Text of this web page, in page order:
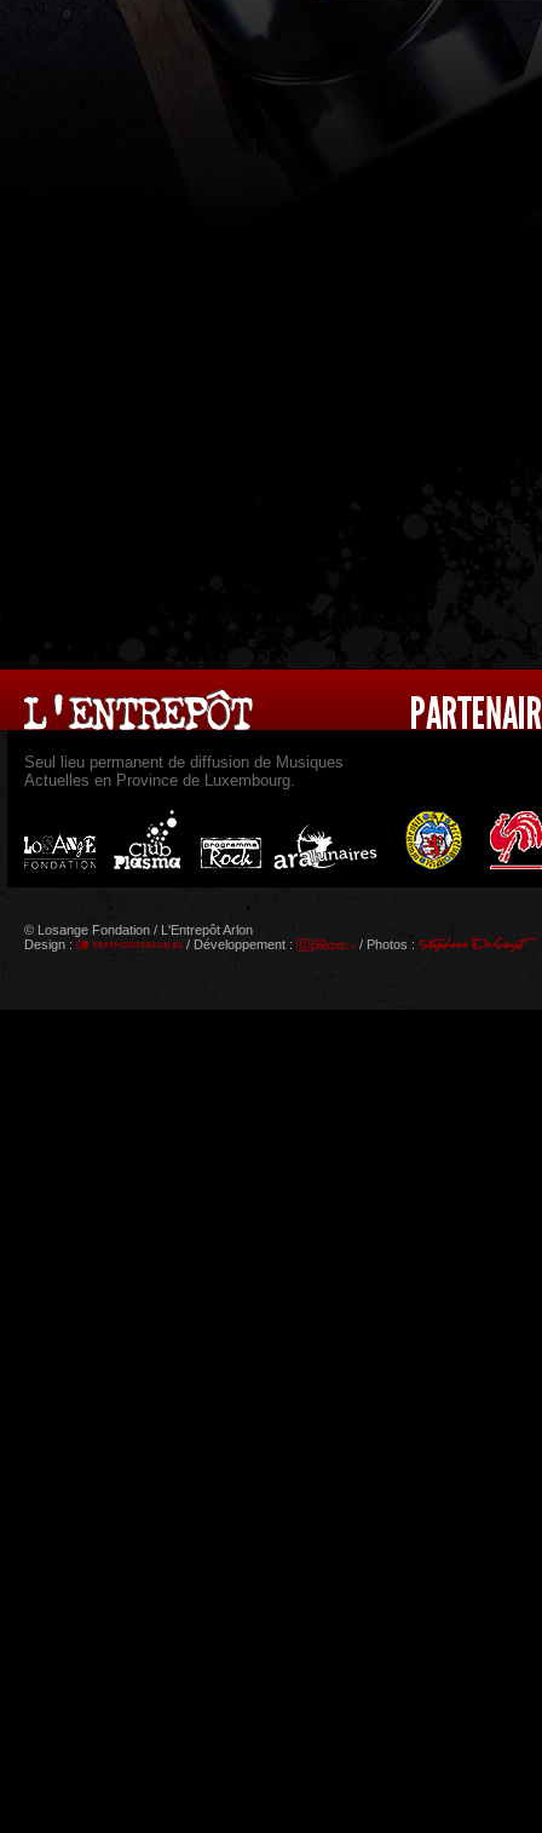
Seul lieu permanent de diffusion de Musiques
Actuelles en Province de Luxembourg.
© Losange Fondation / L'Entrepôt Arlon
Design :
/ Développement : / Photos :